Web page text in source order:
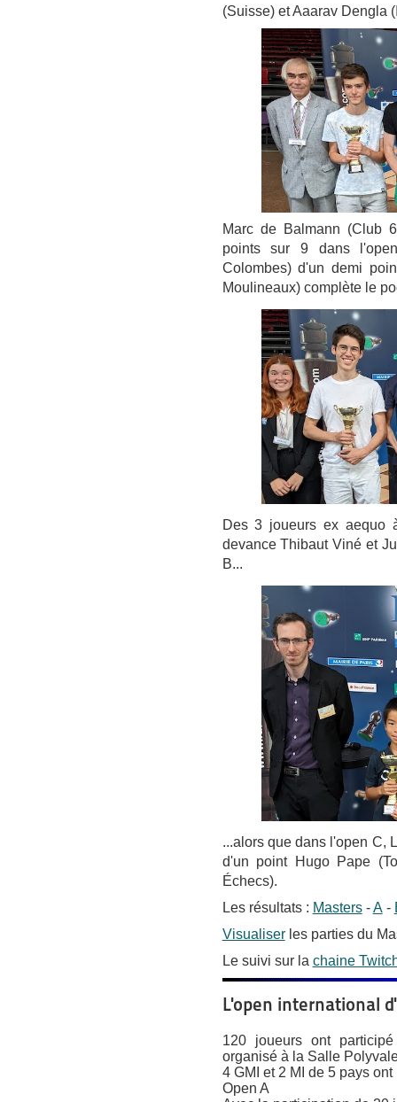
(Suisse) et Aaarav Dengla
Marc de Balmann (Club
points sur 9 dans
Colombes) d'un demi
Moulineaux) complète le
Des 3 joueurs ex aequo
devance Thibaut Viné et
B...
...alors que dans l'open C,
d'un point Hugo Pape
Échecs).
Les résultats : Masters-A-
Visualiserles parties du
Le suivi sur la chaine
L'open international
120 joueurs ont
organisé à la Salle
4 GMI et 2 MI de 5 pays ont
Open A